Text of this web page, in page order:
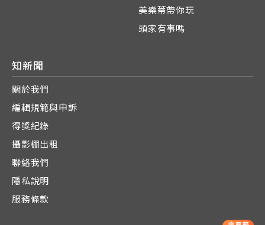
美樂蒂帶你玩
頭家有事嗎
知新聞
關於我們
編輯規範與申訴
得獎紀錄
攝影棚出租
聯絡我們
隱私說明
服務條款